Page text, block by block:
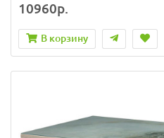
10960р.
В корзину